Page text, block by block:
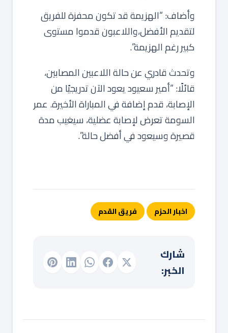
وأضاف: “الهزيمة قد تكون محفزة للفريق
لتقديم الأفضل،واللاعبون قدموا مستوى
كبير رغم الهزيمة”.
وتحدث قادري عن حالة اللاعبين المصابين،
قائلًا: “أمير سعيود يعود الآن تدريجيًا من
الإصابة، قدم إضافة في المباراة الأخيرة. عمر
السومة تعرض لإصابة عضلية، سيغيب مدة
قصيرة وسيعود في أفضل حالة”.
اخبار الحزم فريق القدم
شارك
الخبر: